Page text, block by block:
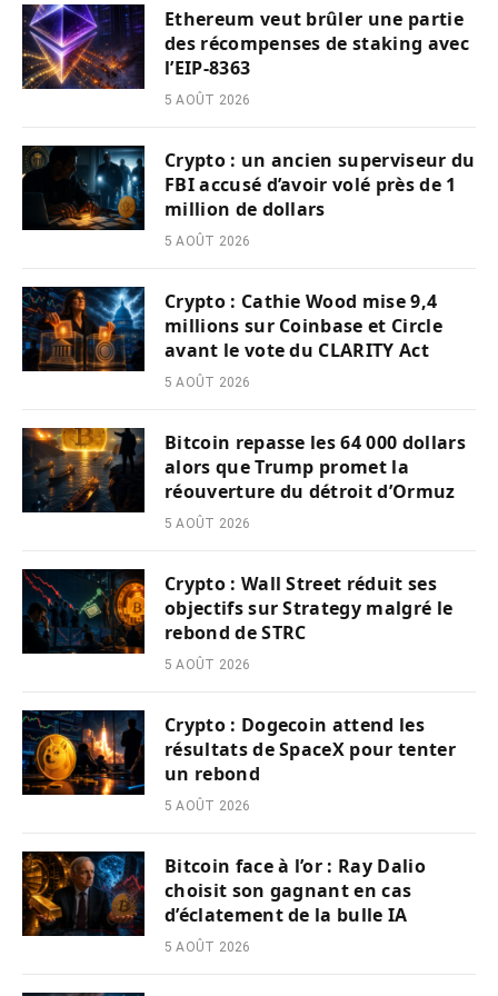
Ethereum veut brûler une partie
des récompenses de staking avec
l’EIP-8363
5 AOÛT 2026
Crypto : un ancien superviseur du
FBI accusé d’avoir volé près de 1
million de dollars
5 AOÛT 2026
Crypto : Cathie Wood mise 9,4
millions sur Coinbase et Circle
avant le vote du CLARITY Act
5 AOÛT 2026
Bitcoin repasse les 64 000 dollars
alors que Trump promet la
réouverture du détroit d’Ormuz
5 AOÛT 2026
Crypto : Wall Street réduit ses
objectifs sur Strategy malgré le
rebond de STRC
5 AOÛT 2026
Crypto : Dogecoin attend les
résultats de SpaceX pour tenter
un rebond
5 AOÛT 2026
Bitcoin face à l’or : Ray Dalio
choisit son gagnant en cas
d’éclatement de la bulle IA
5 AOÛT 2026